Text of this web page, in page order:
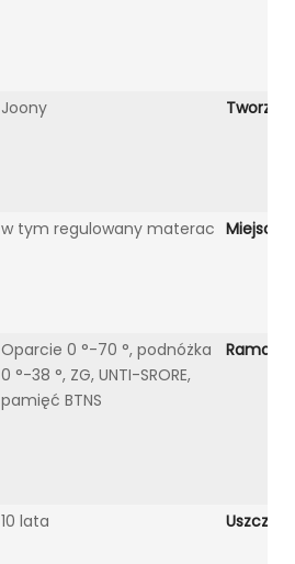
Joony
w tym regulowany materac Miejsce
Oparcie 0 °-70 °, podnóżka
0 °-38 °, ZG, UNTI-SRORE,
pamięć BTNS
Rama
10 lata